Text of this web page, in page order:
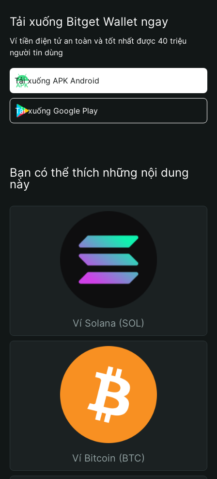
Tải xuống Bitget Wallet ngay
Ví tiền điện tử an toàn và tốt nhất được 40 triệu
người tin dùng
Tải xuống APK Android
Tải xuống Google Play
Bạn có thể thích những nội dung
này
Ví Solana (SOL)
Ví Bitcoin (BTC)